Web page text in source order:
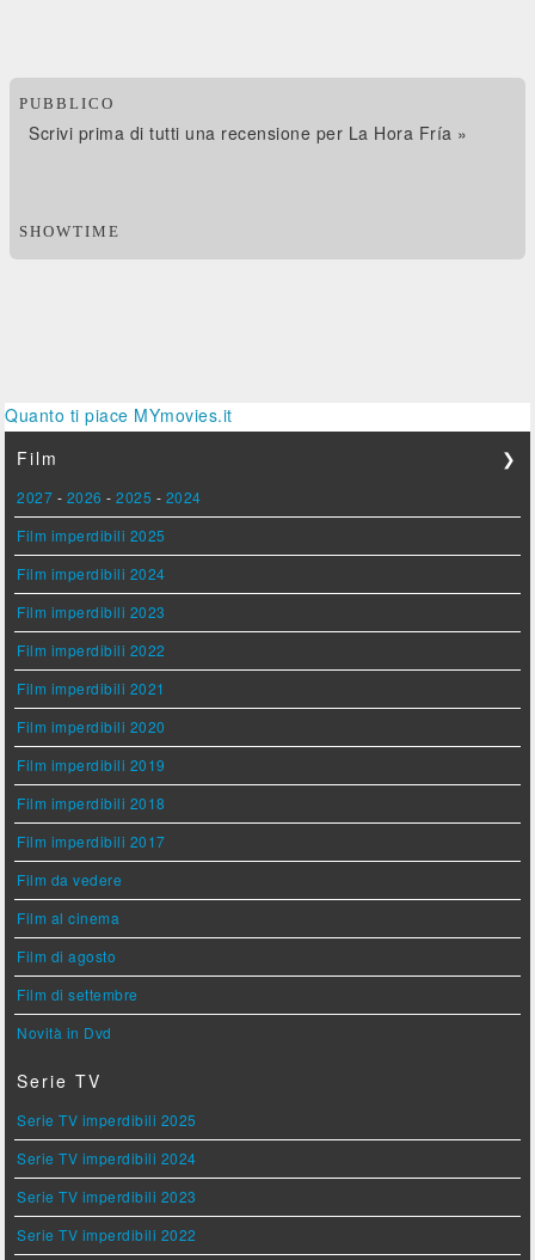
PUBBLICO
Scrivi prima di tutti una recensione per La Hora Fría »
SHOWTIME
Quanto ti piace MYmovies.it
Film
❯
2027 - 2026 -2025 - 2024
Film imperdibili 2025
Film imperdibili 2024
Film imperdibili 2023
Film imperdibili 2022
Film imperdibili 2021
Film imperdibili 2020
Film imperdibili 2019
Film imperdibili 2018
Film imperdibili 2017
Film da vedere
Film al cinema
Film di agosto
Film di settembre
Novità in Dvd
Serie TV
Serie TV imperdibili 2025
Serie TV imperdibili 2024
Serie TV imperdibili 2023
Serie TV imperdibili 2022